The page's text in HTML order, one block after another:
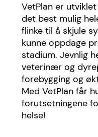
VetPlan er
det best mulig
flinke til å skjule
kunne oppdage
stadium. Jevnlig
veterinær og
forebygging og
Med VetPlan får
forutsetningene
helse!